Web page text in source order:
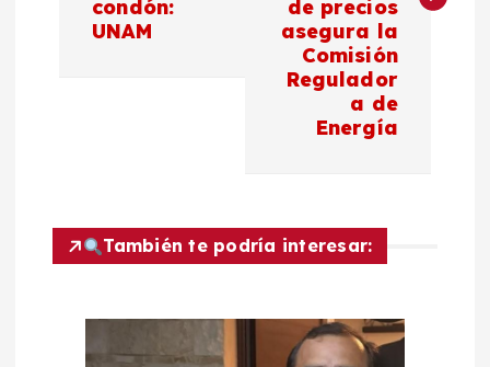
ó
condón:
UNAM
de precios
asegura la
Comisión
Regulador
a de
Energía
También te podría interesar: